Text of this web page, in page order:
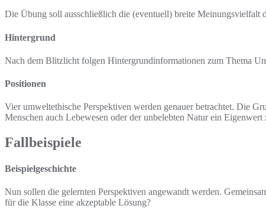
Die Übung soll ausschließlich die (eventuell) breite Meinungsvielfalt
Hintergrund
Nach dem Blitzlicht folgen Hintergrundinformationen zum Thema
Positionen
Vier umweltethische Perspektiven werden genauer betrachtet. Die
Menschen auch Lebewesen oder der unbelebten Natur ein
Fallbeispiele
Beispielgeschichte
Nun sollen die gelernten Perspektiven angewandt werden.
für die Klasse eine akzeptable Lösung?